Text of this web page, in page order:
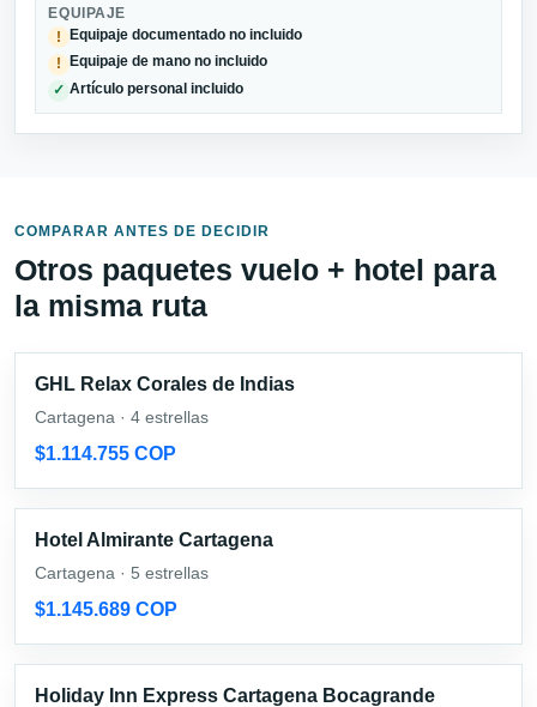
EQUIPAJE
!
Equipaje documentado no incluido
! Equipaje de mano no incluido
✓ Artículo personal incluido
COMPARAR ANTES DE DECIDIR
Otros paquetes vuelo + hotel para
la misma ruta
GHL Relax Corales de Indias
Cartagena · 4 estrellas
$1.114.755 COP
Hotel Almirante Cartagena
Cartagena · 5 estrellas
$1.145.689 COP
Holiday Inn Express Cartagena Bocagrande